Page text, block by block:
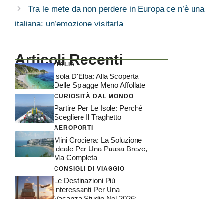
Tra le mete da non perdere in Europa ce n’è una
italiana: un’emozione visitarla
Articoli Recenti
ITALIA
Isola D’Elba: Alla Scoperta
Delle Spiagge Meno Affollate
CURIOSITÀ DAL MONDO
Partire Per Le Isole: Perché
Scegliere Il Traghetto
AEROPORTI
Mini Crociera: La Soluzione
Ideale Per Una Pausa Breve,
Ma Completa
CONSIGLI DI VIAGGIO
Le Destinazioni Più
Interessanti Per Una